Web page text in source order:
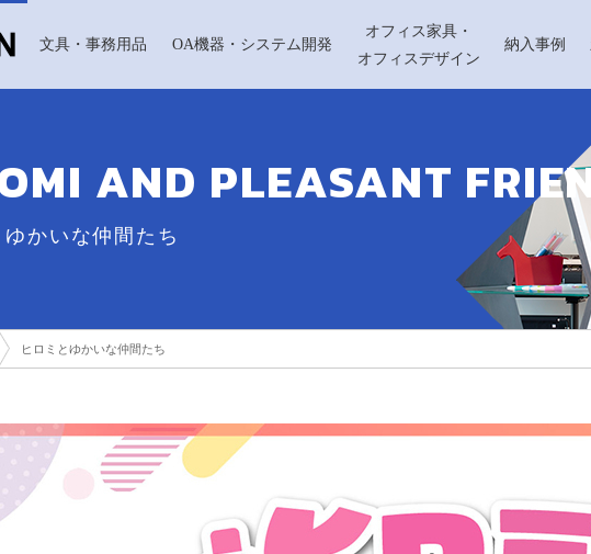
文具・事務用品 OA機器・システム開発
オフィス家具・
オフィスデザイン
納入事例
AND PLEASANT
ゆかいな仲間たち
ヒロミとゆかいな仲間たち